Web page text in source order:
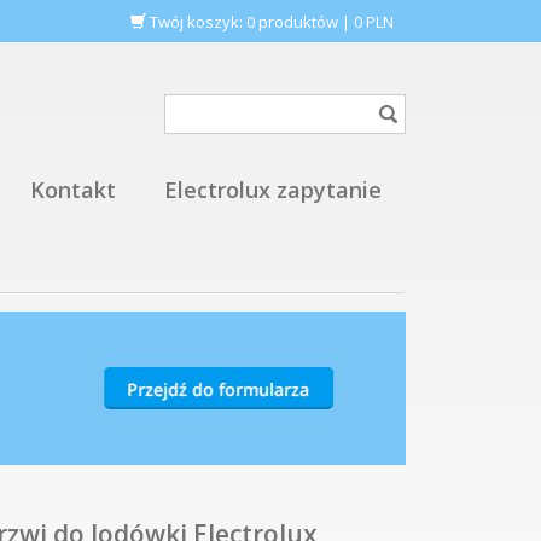
Twój koszyk: 0 produktów | 0 PLN
Kontakt Electrolux zapytanie
do lodówki Electrolux